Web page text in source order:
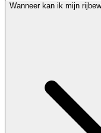
Wanneer kan ik mijn